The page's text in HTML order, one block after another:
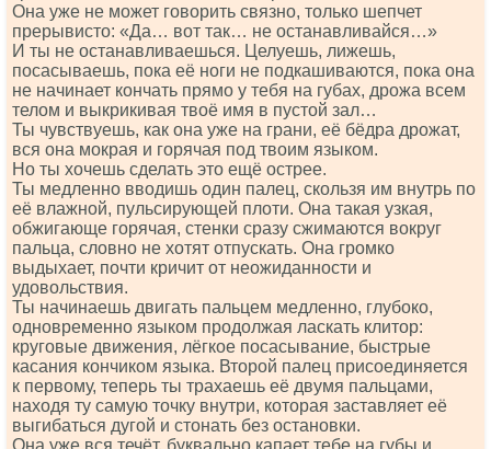
Она уже не может говорить связно, только шепчет
прерывисто: «Да… вот так… не останавливайся…»
И ты не останавливаешься. Целуешь, лижешь,
посасываешь, пока её ноги не подкашиваются, пока она
не начинает кончать прямо у тебя на губах, дрожа всем
телом и выкрикивая твоё имя в пустой зал…
Ты чувствуешь, как она уже на грани, её бёдра дрожат,
вся она мокрая и горячая под твоим языком.
Но ты хочешь сделать это ещё острее.
Ты медленно вводишь один палец, скользя им внутрь по
её влажной, пульсирующей плоти. Она такая узкая,
обжигающе горячая, стенки сразу сжимаются вокруг
пальца, словно не хотят отпускать. Она громко
выдыхает, почти кричит от неожиданности и
удовольствия.
Ты начинаешь двигать пальцем медленно, глубоко,
одновременно языком продолжая ласкать клитор:
круговые движения, лёгкое посасывание, быстрые
касания кончиком языка. Второй палец присоединяется
к первому, теперь ты трахаешь её двумя пальцами,
находя ту самую точку внутри, которая заставляет её
выгибаться дугой и стонать без остановки.
Она уже вся течёт, буквально капает тебе на губы и